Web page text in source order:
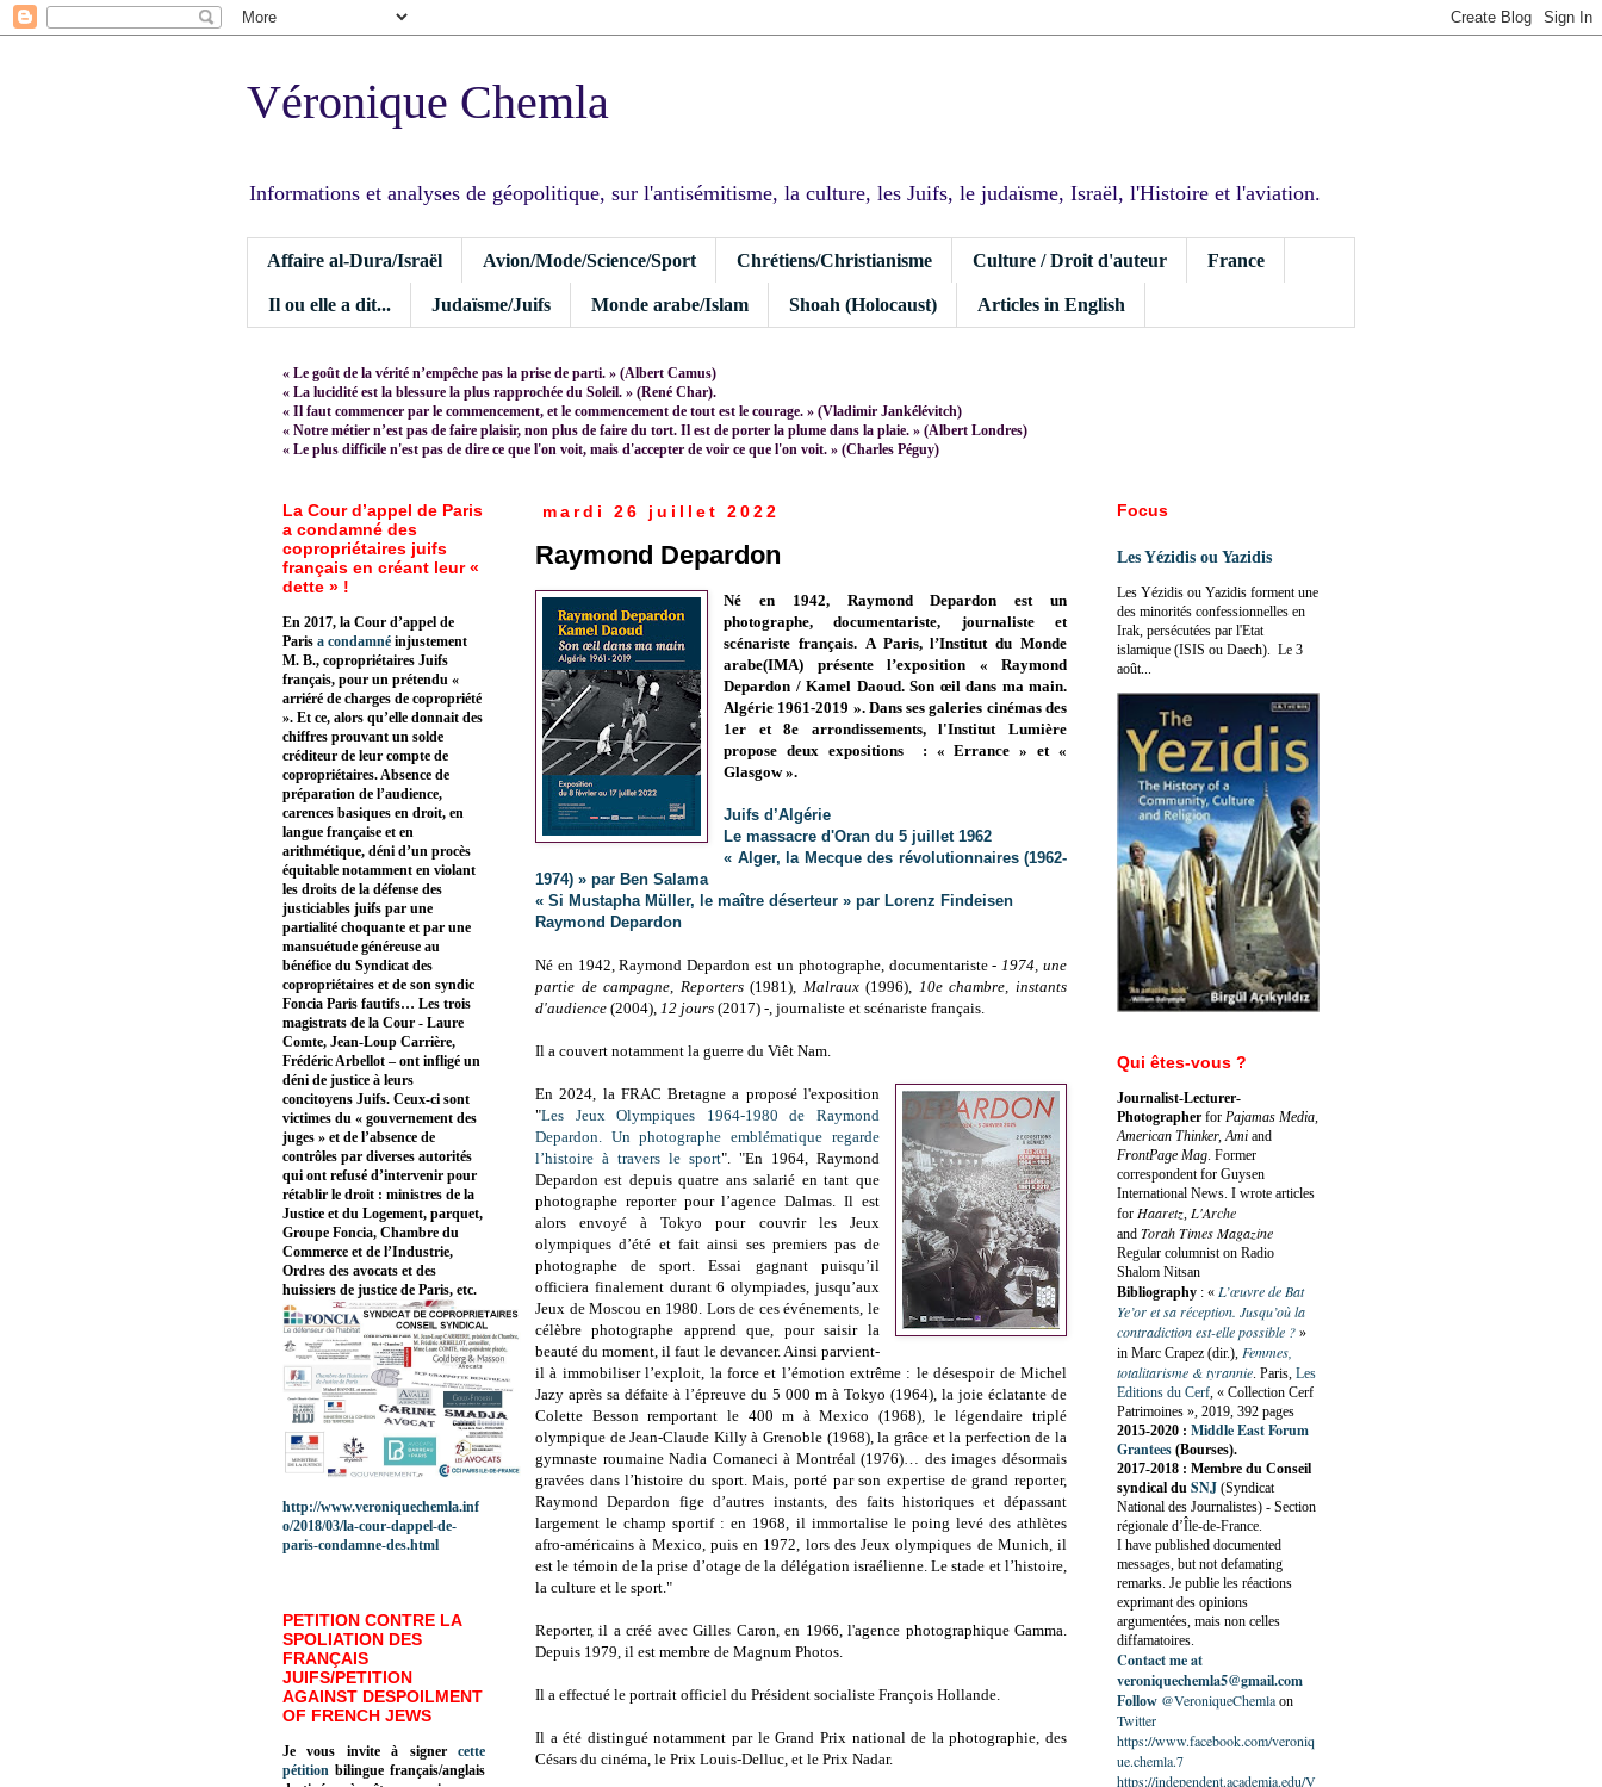
Véronique Chemla
Informations et analyses de géopolitique, sur l'antisémitisme, la culture, les Juifs, le judaïsme, Israël, l'Histoire et l'aviation.
Affaire al-Dura/Israël Avion/Mode/Science/Sport Chrétiens/Christianisme Culture / Droit d'auteur France
Il ou elle a dit... Judaïsme/Juifs Monde arabe/Islam Shoah (Holocaust) Articles in English
« Le goût de la vérité n’empêche pas la prise de parti. » (Albert Camus)
« La lucidité est la blessure la plus rapprochée du Soleil. » (René Char).
« Il faut commencer par le commencement, et le commencement de tout est le courage. » (Vladimir Jankélévitch)
« Notre métier n’est pas de faire plaisir, non plus de faire du tort. Il est de porter la plume dans la plaie. » (Albert Londres)
« Le plus difficile n'est pas de dire ce que l'on voit, mais d'accepter de voir ce que l'on voit. » (Charles Péguy)
mardi 26 juillet 2022
Raymond Depardon
Né en 1942, Raymond Depardon est un
photographe, documentariste, journaliste et
scénariste français. A Paris, l’Institut du Monde
arabe(IMA) présente l’exposition « Raymond
Depardon / Kamel Daoud. Son œil dans ma main.
Algérie 1961-2019 ». Dans ses galeries cinémas des
1er et 8e arrondissements, l'Institut Lumière
propose deux expositions : « Errance » et «
Glasgow ».
Juifs d’Algérie
Le massacre d'Oran du 5 juillet 1962
« Alger, la Mecque des révolutionnaires (1962-
1974) » par Ben Salama
« Si Mustapha Müller, le maître déserteur » par Lorenz Findeisen
Raymond Depardon
Né en 1942, Raymond Depardon est un photographe, documentariste -1974, une
partie de campagne, Reporters(1981), Malraux(1996), 10e chambre, instants
d'audience (2004), 12 jours (2017) -, journaliste et scénariste français.
Il a couvert notamment la guerre du Viêt Nam.
En 2024, la FRAC Bretagne a proposé l'exposition
"Les Jeux Olympiques 1964-1980 de Raymond
Depardon. Un photographe emblématique regarde
l’histoire à travers le sport". "En 1964, Raymond
Depardon est depuis quatre ans salarié en tant que
photographe reporter pour l’agence Dalmas. Il est
alors envoyé à Tokyo pour couvrir les Jeux
olympiques d’été et fait ainsi ses premiers pas de
photographe de sport. Essai gagnant puisqu’il
officiera finalement durant 6 olympiades, jusqu’aux
Jeux de Moscou en 1980. Lors de ces événements, le
célèbre photographe apprend que, pour saisir la
beauté du moment, il faut le devancer. Ainsi parvient-
il à immobiliser l’exploit, la force et l’émotion extrême : le désespoir de Michel
Jazy après sa défaite à l’épreuve du 5 000 m à Tokyo (1964), la joie éclatante de
Colette Besson remportant le 400 m à Mexico (1968), le légendaire triplé
olympique de Jean-Claude Killy à Grenoble (1968), la grâce et la perfection de la
gymnaste roumaine Nadia Comaneci à Montréal (1976)… des images désormais
gravées dans l’histoire du sport. Mais, porté par son expertise de grand reporter,
Raymond Depardon fige d’autres instants, des faits historiques et dépassant
largement le champ sportif : en 1968, il immortalise le poing levé des athlètes
afro-américains à Mexico, puis en 1972, lors des Jeux olympiques de Munich, il
est le témoin de la prise d’otage de la délégation israélienne. Le stade et l’histoire,
la culture et le sport."
Reporter, il a créé avec Gilles Caron, en 1966, l'agence photographique Gamma.
Depuis 1979, il est membre de Magnum Photos.
Il a effectué le portrait officiel du Président socialiste François Hollande.
Il a été distingué notamment par le Grand Prix national de la photographie, des
Césars du cinéma, le Prix Louis-Delluc, et le Prix Nadar.
La Cour d’appel de Paris
a condamné des
copropriétaires juifs
français en créant leur «
dette » !
En 2017, la Cour d’appel de
Paris a condamné injustement
M. B., copropriétaires Juifs
français, pour un prétendu «
arriéré de charges de copropriété
». Et ce, alors qu’elle donnait des
chiffres prouvant un solde
créditeur de leur compte de
copropriétaires. Absence de
préparation de l’audience,
carences basiques en droit, en
langue française et en
arithmétique, déni d’un procès
équitable notamment en violant
les droits de la défense des
justiciables juifs par une
partialité choquante et par une
mansuétude généreuse au
bénéfice du Syndicat des
copropriétaires et de son syndic
Foncia Paris fautifs… Les trois
magistrats de la Cour - Laure
Comte, Jean-Loup Carrière,
Frédéric Arbellot – ont infligé un
déni de justice à leurs
concitoyens Juifs. Ceux-ci sont
victimes du « gouvernement des
juges » et de l’absence de
contrôles par diverses autorités
qui ont refusé d’intervenir pour
rétablir le droit : ministres de la
Justice et du Logement, parquet,
Groupe Foncia, Chambre du
Commerce et de l’Industrie,
Ordres des avocats et des
huissiers de justice de Paris, etc.
http://www.veroniquechemla.inf
o/2018/03/la-cour-dappel-de-
paris-condamne-des.html
PETITION CONTRE LA
SPOLIATION DES
FRANÇAIS
JUIFS/PETITION
AGAINST DESPOILMENT
OF FRENCH JEWS
Je vous invite à signer cette
pétition bilingue français/anglais
Focus
Les Yézidis ou Yazidis
Les Yézidis ou Yazidis forment une
des minorités confessionnelles en
Irak, persécutées par l'Etat
islamique (ISIS ou Daech). Le 3
août...
Qui êtes-vous ?
Journalist-Lecturer-
Photographer for Pajamas Media,
American Thinker, Ami and
FrontPage Mag. Former
correspondent for Guysen
International News. I wrote articles
for Haaretz, L'Arche
and Torah Times Magazine
Regular columnist on Radio
Shalom Nitsan
Bibliography : « L’œuvre de Bat
Ye’or et sa réception. Jusqu’où la
contradiction est-elle possible ? »
in Marc Crapez (dir.), Femmes,
totalitarisme & tyrannie. Paris, Les
Editions du Cerf, « Collection Cerf
Patrimoines », 2019, 392 pages
2015-2020 : Middle East Forum
Grantees (Bourses).
2017-2018 : Membre du Conseil
syndical du SNJ (Syndicat
National des Journalistes) - Section
régionale d’Île-de-France.
I have published documented
messages, but not defamating
remarks. Je publie les réactions
exprimant des opinions
argumentées, mais non celles
diffamatoires.
Contact me at
veroniquechemla5@gmail.com
Follow @VeroniqueChemlaon
Twitter
https://www.facebook.com/veroniq
ue.chemla.7
https://independent.academia.edu/V